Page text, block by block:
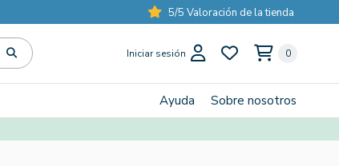
5/5 Valoración de la tienda
Iniciar sesión 0
Ayuda Sobre nosotros